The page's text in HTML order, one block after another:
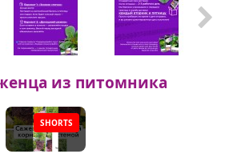
из питомника
SHORTS